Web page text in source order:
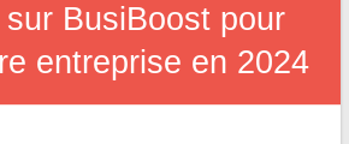
BusiBoost pour
entreprise en 2024